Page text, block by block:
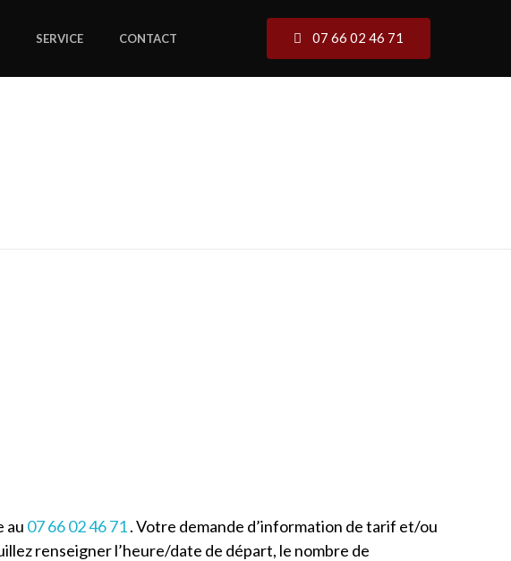
SERVICE CONTACT 07 66 02 46 71
au 07 66 02 46 71. Votre demande d’information de tarif et/ou
renseigner l’heure/date de départ, le nombre de